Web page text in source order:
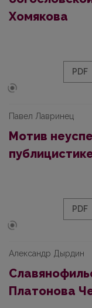
Хомякова
PDF
Павел Лавринец
Мотив
PDF
Александр Дырдин
Платонова